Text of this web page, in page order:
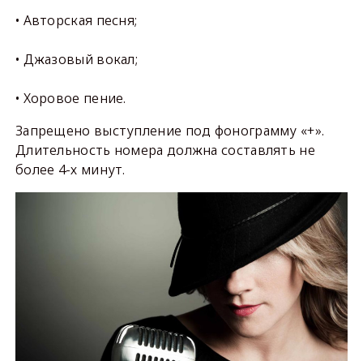
• Авторская песня;
• Джазовый вокал;
• Хоровое пение.
Запрещено выступление под фонограмму «+».
Длительность номера должна составлять не
более 4-х минут.